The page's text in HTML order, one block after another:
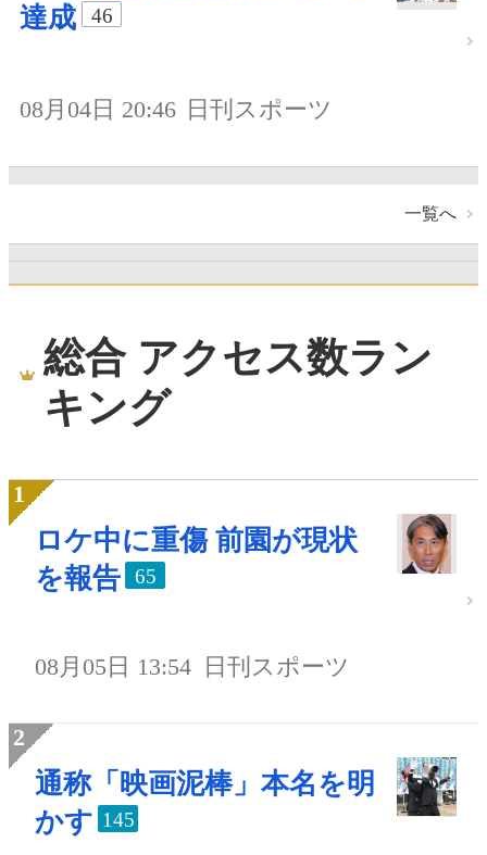
達成
46
08月04日 20:46 日刊スポーツ
一覧へ
総合 アクセス数ラン
キング
ロケ中に重傷 前園が現状
を報告
65
08月05日 13:54 日刊スポーツ
通称「映画泥棒」本名を明
かす 145